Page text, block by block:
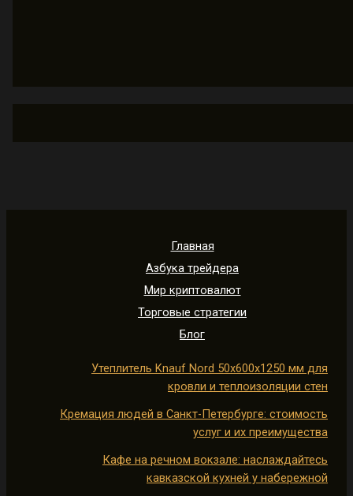
Главная
Азбука трейдера
Мир криптовалют
Торговые стратегии
Блог
Утеплитель Knauf Nord 50х600х1250 мм для
кровли и теплоизоляции стен
Кремация людей в Санкт-Петербурге: стоимость
услуг и их преимущества
Кафе на речном вокзале: наслаждайтесь
кавказской кухней у набережной